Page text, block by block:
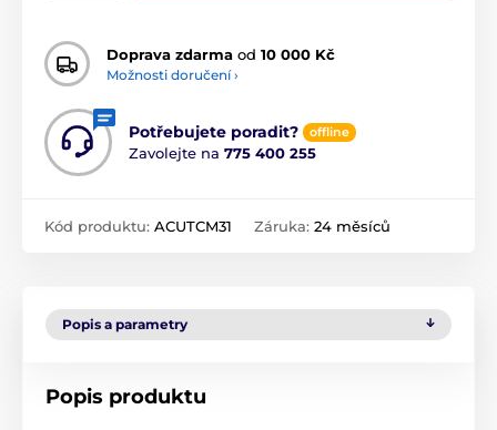
Doprava zdarma od 10 000 Kč
Možnosti doručení ›
Potřebujete poradit? offline
Zavolejte na 775 400 255
Kód produktu: ACUTCM31 Záruka: 24 měsíců
Popis a parametry
Popis produktu